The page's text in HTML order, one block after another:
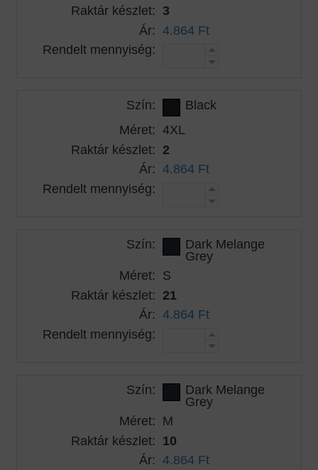
Raktár készlet: 3
Ár: 4.864 Ft
Rendelt mennyiség:
Szín:
Black
Méret: 4XL
Raktár készlet: 2
Ár: 4.864 Ft
Rendelt mennyiség:
Szín: Dark Melange
Grey
Méret: S
Raktár készlet: 21
Ár: 4.864 Ft
Rendelt mennyiség:
Szín: Dark Melange
Grey
Méret: M
Raktár készlet: 10
Ár: 4.864 Ft